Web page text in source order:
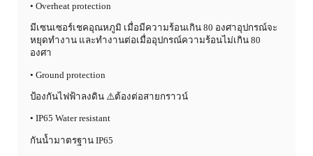
• Overheat protection
มีเซนเซอร์เชคอุณหภูมิ เมื่อมีความร้อนเกิน 80 องศาอุปกรณ์จะ
หยุดทำงาน และทำงานต่อเมื่ออุปกรณ์ความร้อนไม่เกิน 80
องศา
• Ground protection
ป้องกันไฟฟ้าลงดิน ⚠️ต้องต่อสายกราวน์
• IP65 Water resistant
กันน้ำมาตรฐาน IP65